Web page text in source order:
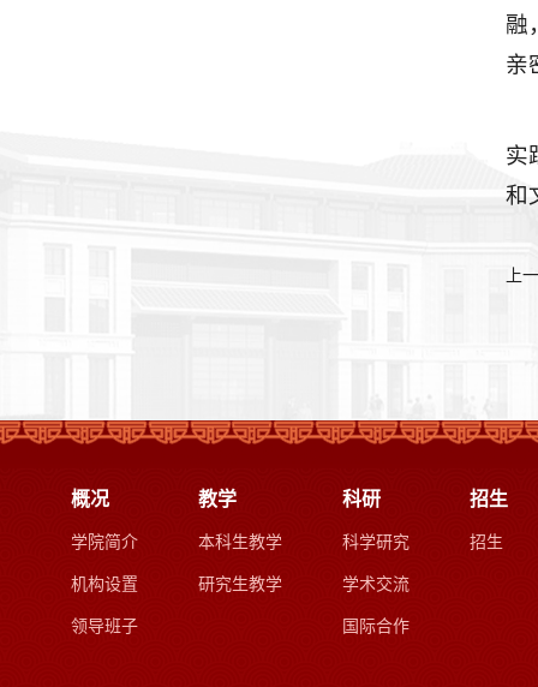
融
亲
实
和
上
概况
学院简介
机构设置
领导班子
教学
本科生教学
研究生教学
科研
科学研究
学术交流
国际合作
招生
招生